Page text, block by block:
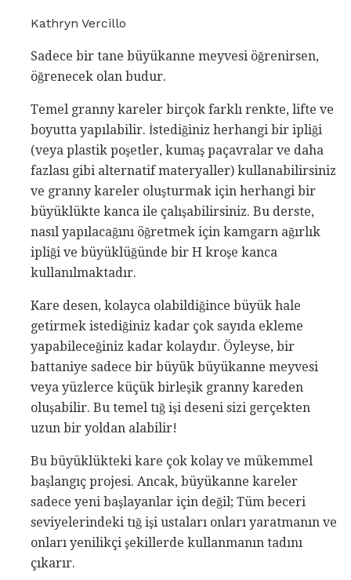
Kathryn Vercillo
Sadece bir tane büyükanne meyvesi öğrenirsen,
öğrenecek olan budur.
Temel granny kareler birçok farklı renkte, lifte ve
boyutta yapılabilir. İstediğiniz herhangi bir ipliği
(veya plastik poşetler, kumaş paçavralar ve daha
fazlası gibi alternatif materyaller) kullanabilirsiniz
ve granny kareler oluşturmak için herhangi bir
büyüklükte kanca ile çalışabilirsiniz. Bu derste,
nasıl yapılacağını öğretmek için kamgarn ağırlık
ipliği ve büyüklüğünde bir H kroşe kanca
kullanılmaktadır.
Kare desen, kolayca olabildiğince büyük hale
getirmek istediğiniz kadar çok sayıda ekleme
yapabileceğiniz kadar kolaydır. Öyleyse, bir
battaniye sadece bir büyük büyükanne meyvesi
veya yüzlerce küçük birleşik granny kareden
oluşabilir. Bu temel tığ işi deseni sizi gerçekten
uzun bir yoldan alabilir!
Bu büyüklükteki kare çok kolay ve mükemmel
başlangıç ​​projesi. Ancak, büyükanne kareler
sadece yeni başlayanlar için değil; Tüm beceri
seviyelerindeki tığ işi ustaları onları yaratmanın ve
onları yenilikçi şekillerde kullanmanın tadını
çıkarır.